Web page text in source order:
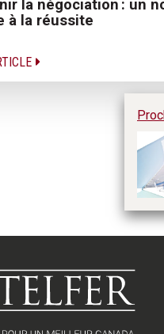
la négociation : un
à la réussite